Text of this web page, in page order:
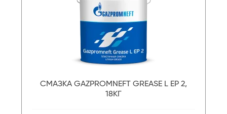
СМАЗКА GAZPROMNEFT GREASE L EP 2,
18КГ